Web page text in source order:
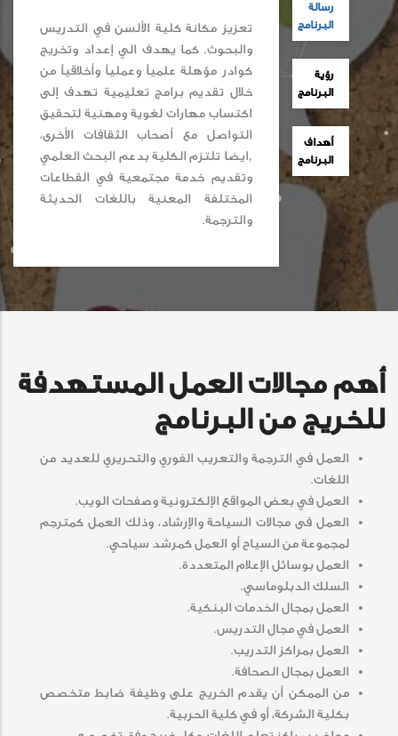
رسالة
البرنامج
رؤية
البرنامج
أهداف
البرنامج
تعزيز مكانة كلية الألسن في التدريس
والبحوث. كما يهدف الي إعداد وتخريج
كوادر مؤهلة علمياً وعملياً وأخلاقياً من
خلال تقديم برامج تعليمية تهدف إلى
اكتساب مهارات لغوية ومهنية لتحقيق
التواصل مع أصحاب الثقافات الأخرى،
,ايضا تلتزم الكلية بدعم البحث العلمي
وتقديم خدمة مجتمعية في القطاعات
المختلفة المعنية باللغات الحديثة
والترجمة.
أهم مجالات العمل المستهدفة
للخريج من البرنامج
العمل في الترجمة والتعريب الفوري والتحريري للعديد من
اللغات.
العمل في بعض المواقع الإلكترونية وصفحات الويب.
العمل فى مجالات السياحة والإرشاد، وذلك العمل كمترجم
لمجموعة من السياح أو العمل كمرشد سياحي.
العمل بوسائل الإعلام المتعددة.
السلك الدبلوماسي.
العمل بمجال الخدمات البنكية.
العمل في مجال التدريس.
العمل بمراكز التدريب.
العمل بمجال الصحافة.
من الممكن أن يقدم الخريج على وظيفة ضابط متخصص
بكلية الشركة، أو في كلية الحربية.